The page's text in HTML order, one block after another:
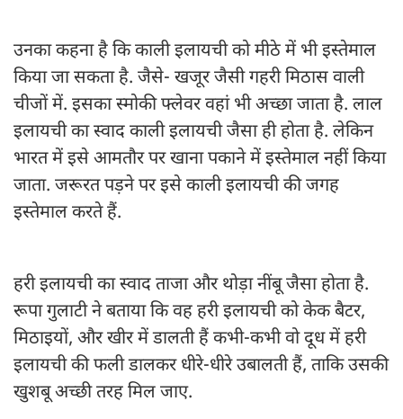
उनका कहना है कि काली इलायची को मीठे में भी इस्तेमाल
किया जा सकता है. जैसे- खजूर जैसी गहरी मिठास वाली
चीजों में. इसका स्मोकी फ्लेवर वहां भी अच्छा जाता है. लाल
इलायची का स्वाद काली इलायची जैसा ही होता है. लेकिन
भारत में इसे आमतौर पर खाना पकाने में इस्तेमाल नहीं किया
जाता. जरूरत पड़ने पर इसे काली इलायची की जगह
इस्तेमाल करते हैं.
हरी इलायची का स्वाद ताजा और थोड़ा नींबू जैसा होता है.
रूपा गुलाटी ने बताया कि वह हरी इलायची को केक बैटर,
मिठाइयों, और खीर में डालती हैं कभी-कभी वो दूध में हरी
इलायची की फली डालकर धीरे-धीरे उबालती हैं, ताकि उसकी
खुशबू अच्छी तरह मिल जाए.